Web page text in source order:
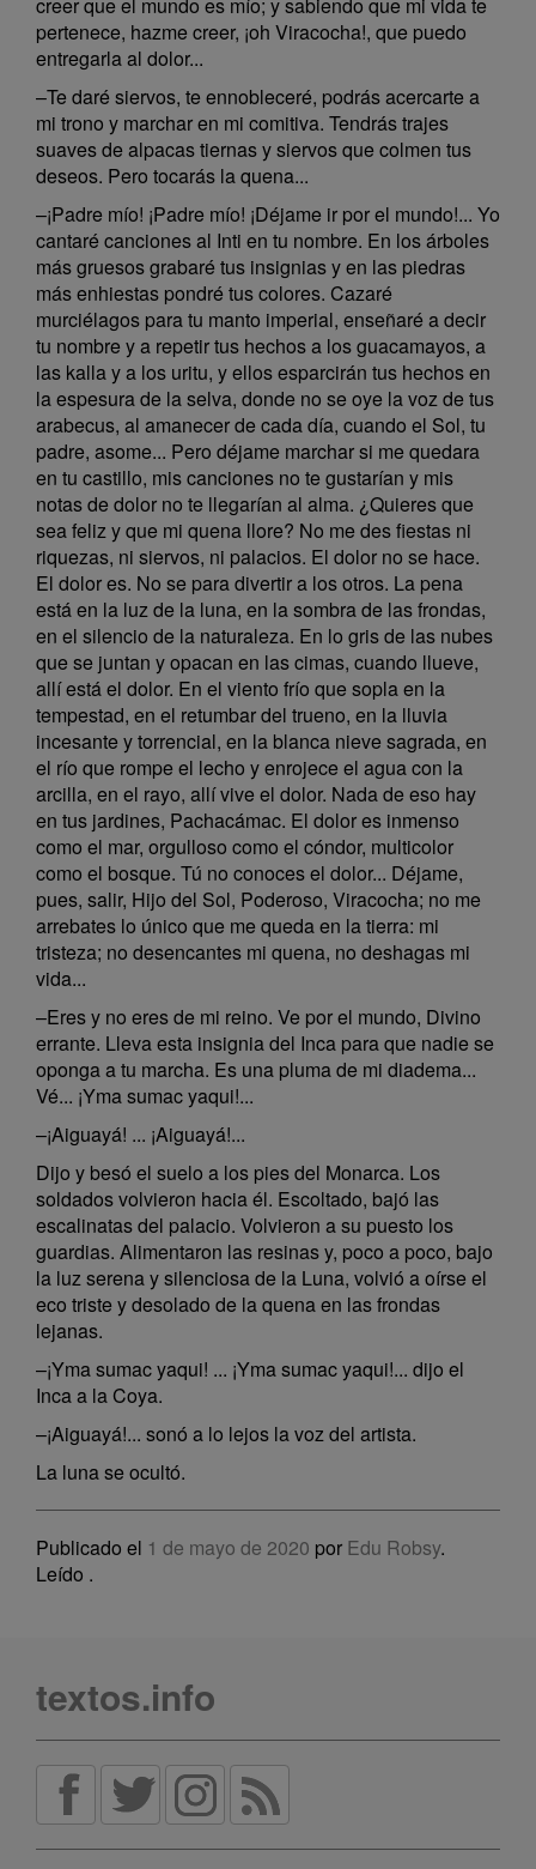
pertenece, hazme creer, ¡oh Viracocha!, que puedo
entregarla al dolor...
–Te daré siervos, te ennobleceré, podrás acercarte a
mi trono y marchar en mi comitiva. Tendrás trajes
suaves de alpacas tiernas y siervos que colmen tus
deseos. Pero tocarás la quena...
–¡Padre mío! ¡Padre mío! ¡Déjame ir por el mundo!... Yo
cantaré canciones al Inti en tu nombre. En los árboles
más gruesos grabaré tus insignias y en las piedras
más enhiestas pondré tus colores. Cazaré
murciélagos para tu manto imperial, enseñaré a decir
tu nombre y a repetir tus hechos a los guacamayos, a
las kalla y a los uritu, y ellos esparcirán tus hechos en
la espesura de la selva, donde no se oye la voz de tus
arabecus, al amanecer de cada día, cuando el Sol, tu
padre, asome... Pero déjame marchar si me quedara
en tu castillo, mis canciones no te gustarían y mis
notas de dolor no te llegarían al alma. ¿Quieres que
sea feliz y que mi quena llore? No me des fiestas ni
riquezas, ni siervos, ni palacios. El dolor no se hace.
El dolor es. No se para divertir a los otros. La pena
está en la luz de la luna, en la sombra de las frondas,
en el silencio de la naturaleza. En lo gris de las nubes
que se juntan y opacan en las cimas, cuando llueve,
allí está el dolor. En el viento frío que sopla en la
tempestad, en el retumbar del trueno, en la lluvia
incesante y torrencial, en la blanca nieve sagrada, en
el río que rompe el lecho y enrojece el agua con la
arcilla, en el rayo, allí vive el dolor. Nada de eso hay
en tus jardines, Pachacámac. El dolor es inmenso
como el mar, orgulloso como el cóndor, multicolor
como el bosque. Tú no conoces el dolor... Déjame,
pues, salir, Hijo del Sol, Poderoso, Viracocha; no me
arrebates lo único que me queda en la tierra: mi
tristeza; no desencantes mi quena, no deshagas mi
vida...
–Eres y no eres de mi reino. Ve por el mundo, Divino
errante. Lleva esta insignia del Inca para que nadie se
oponga a tu marcha. Es una pluma de mi diadema...
Vé... ¡Yma sumac yaqui!...
–¡Aiguayá! ... ¡Aiguayá!...
Dijo y besó el suelo a los pies del Monarca. Los
soldados volvieron hacia él. Escoltado, bajó las
escalinatas del palacio. Volvieron a su puesto los
guardias. Alimentaron las resinas y, poco a poco, bajo
la luz serena y silenciosa de la Luna, volvió a oírse el
eco triste y desolado de la quena en las frondas
lejanas.
–¡Yma sumac yaqui! ... ¡Yma sumac yaqui!... dijo el
Inca a la Coya.
–¡Aiguayá!... sonó a lo lejos la voz del artista.
La luna se ocultó.
Publicado el 1 de mayo de 2020 por Edu Robsy.
Leído .
textos.info